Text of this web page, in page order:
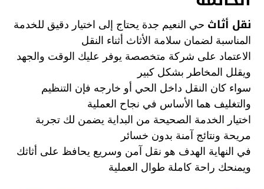
نقل أثاث حي النعيم جدة يحتاج إلى اختيار دقيق للخدمة
المناسبة لضمان سلامة الأثاث أثناء النقل
الاعتماد على شركة متخصصة يوفر عليك الوقت والجهد
ويقلل المخاطر بشكل كبير
سواء كان النقل داخل الحي أو خارجه فإن التنظيم
والتغليف هما الأساس في نجاح العملية
اختيار الخدمة الصحيحة من البداية يضمن لك تجربة
مريحة ونتائج آمنة بدون خسائر
في النهاية الهدف هو نقل آمن وسريع يحافظ على أثاثك
ويمنحك راحة كاملة طوال العملية